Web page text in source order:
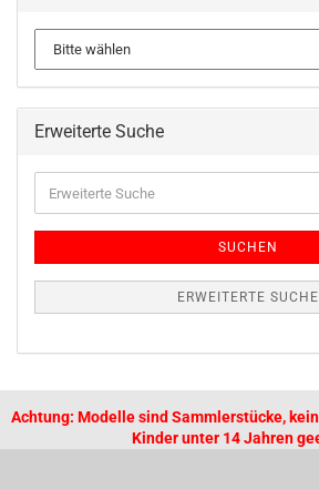
Erweiterte Suche
SUCHEN
ERWEITERTE SUCHE
Achtung: Modelle sind Sammlerstücke,
Kinder unter 14 Jahren